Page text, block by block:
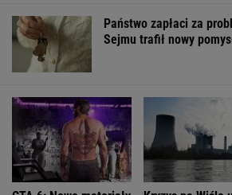
Państwo zapłaci za
Sejmu trafił nowy